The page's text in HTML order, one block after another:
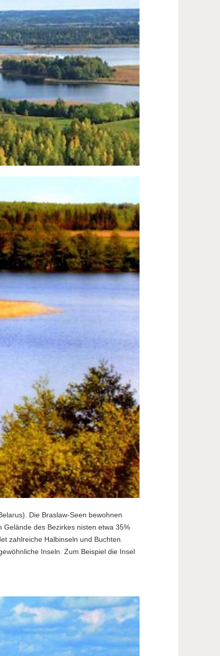
Die Braslaw-Seen bewohnen
des Bezirkes nisten etwa 35%
zahlreiche Halbinseln und Buchten.
Inseln. Zum Beispiel die Insel